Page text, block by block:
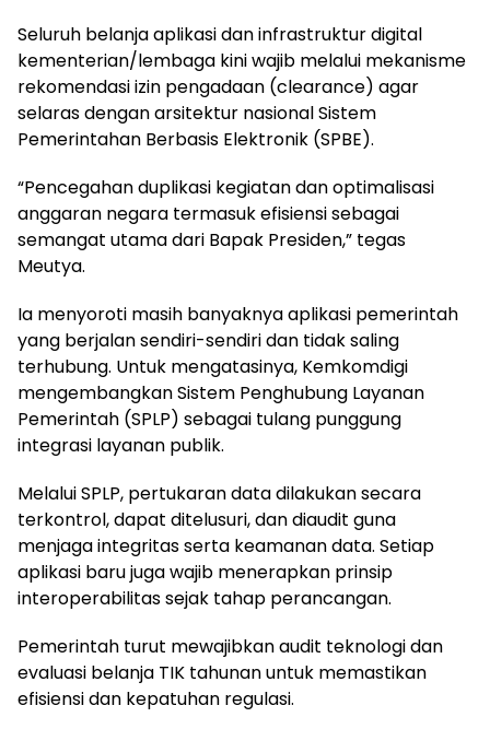
Seluruh belanja aplikasi dan infrastruktur digital
kementerian/lembaga kini wajib melalui mekanisme
rekomendasi izin pengadaan (clearance) agar
selaras dengan arsitektur nasional Sistem
Pemerintahan Berbasis Elektronik (SPBE).
“Pencegahan duplikasi kegiatan dan optimalisasi
anggaran negara termasuk efisiensi sebagai
semangat utama dari Bapak Presiden,” tegas
Meutya.
Ia menyoroti masih banyaknya aplikasi pemerintah
yang berjalan sendiri-sendiri dan tidak saling
terhubung. Untuk mengatasinya, Kemkomdigi
mengembangkan Sistem Penghubung Layanan
Pemerintah (SPLP) sebagai tulang punggung
integrasi layanan publik.
Melalui SPLP, pertukaran data dilakukan secara
terkontrol, dapat ditelusuri, dan diaudit guna
menjaga integritas serta keamanan data. Setiap
aplikasi baru juga wajib menerapkan prinsip
interoperabilitas sejak tahap perancangan.
Pemerintah turut mewajibkan audit teknologi dan
evaluasi belanja TIK tahunan untuk memastikan
efisiensi dan kepatuhan regulasi.